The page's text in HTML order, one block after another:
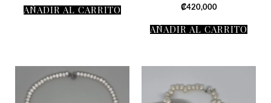
AÑADIR AL CARRITO ₡420,000
AÑADIR AL CARRITO